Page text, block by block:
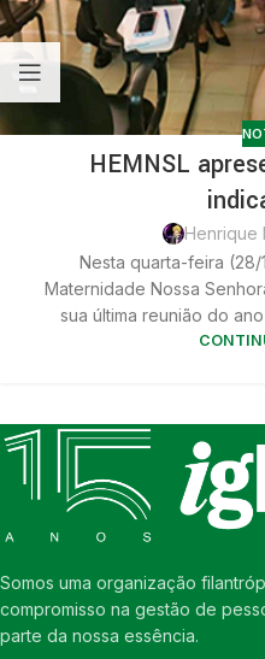
HEMNSL
Henrique
Nesta quarta-feira (28/
Maternidade Nossa
sua última reunião do
Somos uma organização
compromisso na gestão de
parte da nossa essência.